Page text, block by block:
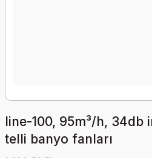
line-100, 95m³/h, 34db
telli banyo fanları